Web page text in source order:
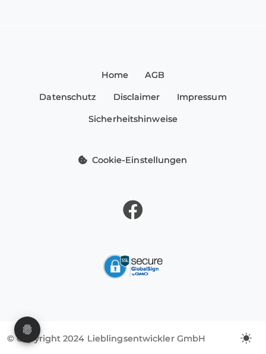
Home AGB
Datenschutz Disclaimer Impressum
Sicherheitshinweise
Cookie-Einstellungen
© Copyright 2024 Lieblingsentwickler GmbH